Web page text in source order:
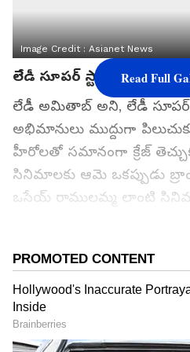
Image Credit :Asianet News
లేడీ సూపర్ స్టార్ విజయశాంతి
లేడీ అమితాబ్ అని, లేడీ
అభిమానులు ముద్దుగా
హీరోలతో సమానంగా క్రేజ్
సినిమాలకు ఆమె ఒకప్పుడు
ఒసేయ్ రాములమ్మ లాంటి
గూగుల్‌లో ఆసక్తికరమైన
ను మీ ఫ్రిఫర్డ్ సోర్స్
Read Full